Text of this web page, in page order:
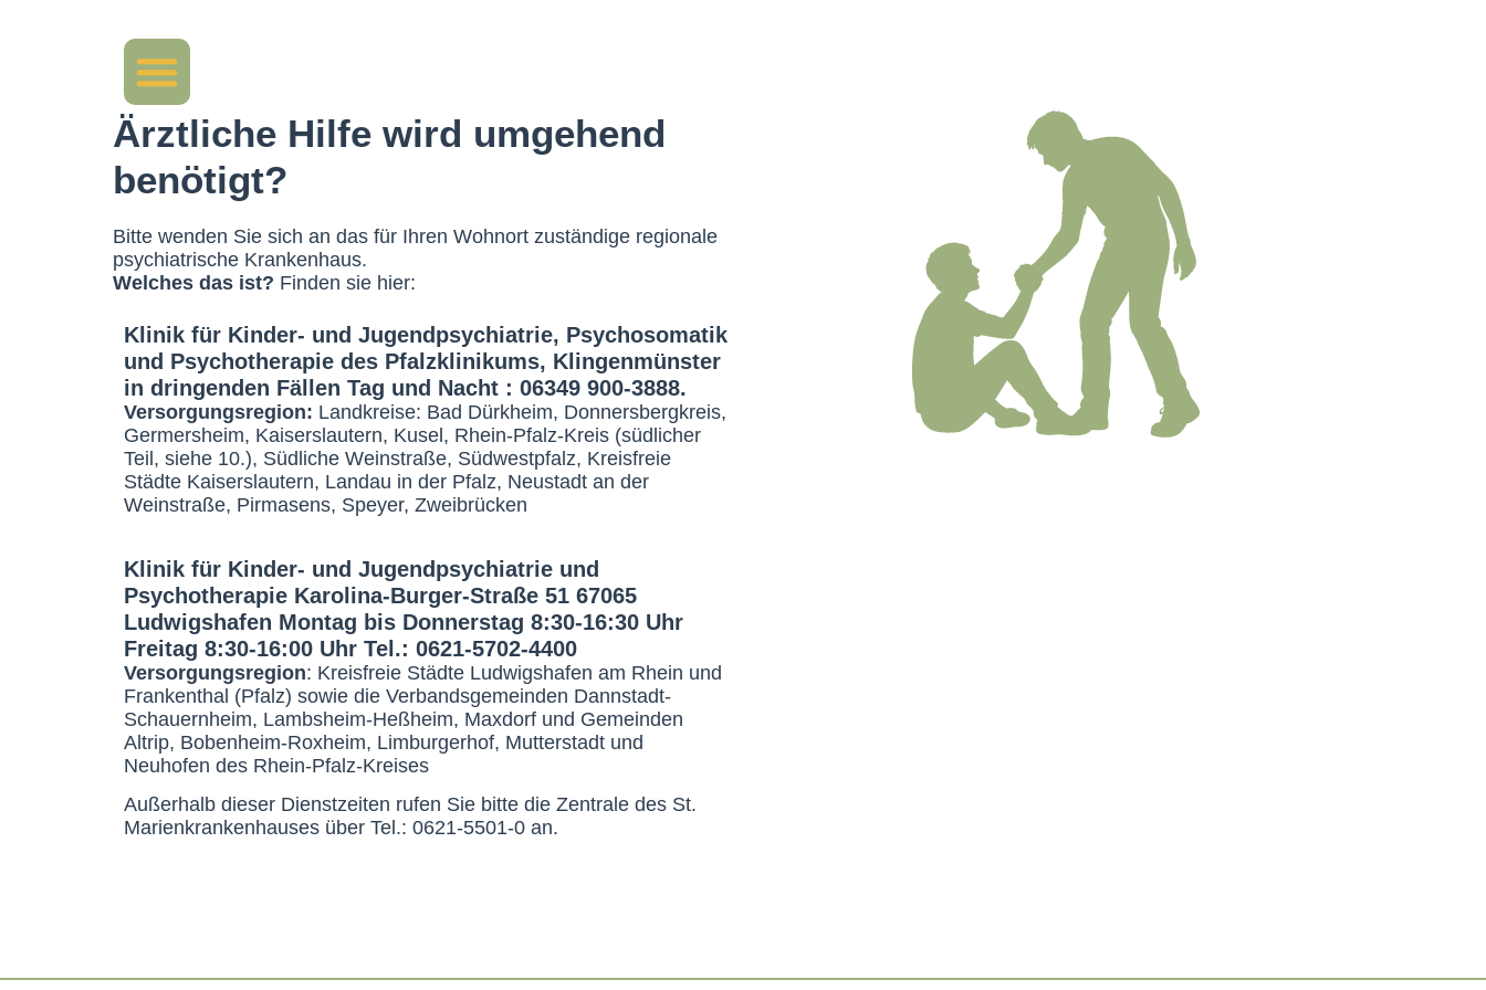
Ärztliche Hilfe wird umgehend
benötigt?
Bitte wenden Sie sich an das für Ihren Wohnort zuständige regionale
psychiatrische Krankenhaus.
Welches das ist? Finden sie hier:
Klinik für Kinder- und Jugendpsychiatrie, Psychosomatik
und Psychotherapie des Pfalzklinikums, Klingenmünster
in dringenden Fällen Tag und Nacht : 06349 900-3888.
Versorgungsregion: Landkreise: Bad Dürkheim, Donnersbergkreis,
Germersheim, Kaiserslautern, Kusel, Rhein-Pfalz-Kreis (südlicher
Teil, siehe 10.), Südliche Weinstraße, Südwestpfalz, Kreisfreie
Städte Kaiserslautern, Landau in der Pfalz, Neustadt an der
Weinstraße, Pirmasens, Speyer, Zweibrücken
Klinik für Kinder- und Jugendpsychiatrie und
Psychotherapie Karolina-Burger-Straße 51 67065
Ludwigshafen Montag bis Donnerstag 8:30-16:30 Uhr
Freitag 8:30-16:00 Uhr Tel.: 0621-5702-4400
Versorgungsregion: Kreisfreie Städte Ludwigshafen am Rhein und
Frankenthal (Pfalz) sowie die Verbandsgemeinden Dannstadt-
Schauernheim, Lambsheim-Heßheim, Maxdorf und Gemeinden
Altrip, Bobenheim-Roxheim, Limburgerhof, Mutterstadt und
Neuhofen des Rhein-Pfalz-Kreises
Außerhalb dieser Dienstzeiten rufen Sie bitte die Zentrale des St.
Marienkrankenhauses über Tel.: 0621-5501-0 an.